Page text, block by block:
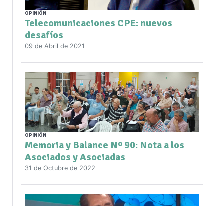
OPINIÓN
Telecomunicaciones CPE: nuevos
desafíos
09 de Abril de 2021
OPINIÓN
Memoria y Balance Nº 90: Nota a los
Asociados y Asociadas
31 de Octubre de 2022